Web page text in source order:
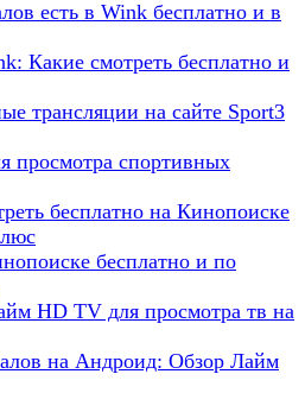
Какие смотреть бесплатно и
просмотра спортивных
бесплатно и по
на Андроид: Обзор Лайм